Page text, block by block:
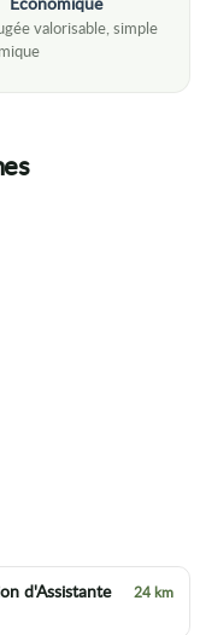
d'Assistante
24 km